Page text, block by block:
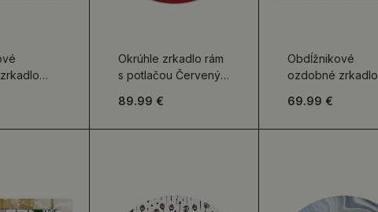
Okrúhle zrkadlo rám
s potlačou Červený
89.99 €
Obdĺžnikové
ozdobné zrkadlo
69.99 €